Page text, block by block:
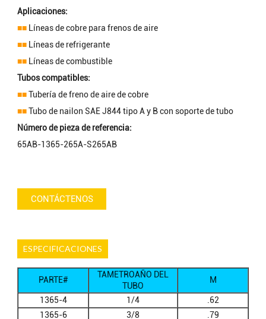
Aplicaciones:
■■ Líneas de cobre para frenos de aire
■■ Líneas de refrigerante
■■ Líneas de combustible
Tubos compatibles:
■■Tubería de freno de aire de cobre
■■Tubo de nailon SAE J844 tipo A y B con soporte de tubo
Número de pieza de referencia:
65AB-1365-265A-S265AB
CONTÁCTENOS
ESPECIFICACIONES
PARTE#
TAMETROAÑO DEL
TUBO
M
1365-4 1/4
.62
1365-6
3/8 .79